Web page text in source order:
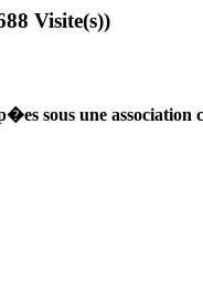
sous une association